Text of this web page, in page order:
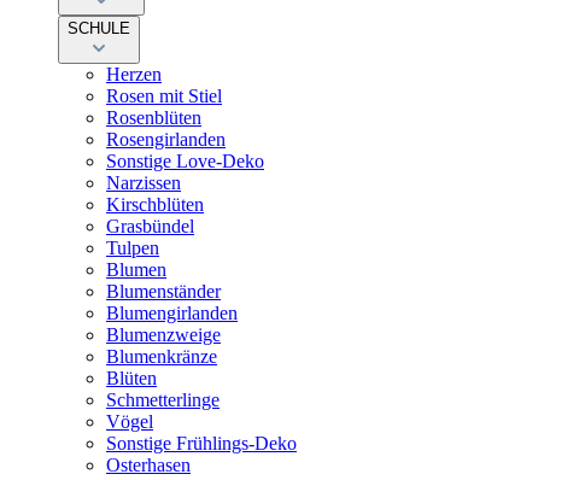
SCHULE
Herzen
Rosen mit Stiel
Rosenblüten
Rosengirlanden
Sonstige Love-Deko
Narzissen
Kirschblüten
Grasbündel
Tulpen
Blumen
Blumenständer
Blumengirlanden
Blumenzweige
Blumenkränze
Blüten
Schmetterlinge
Vögel
Sonstige Frühlings-Deko
Osterhasen